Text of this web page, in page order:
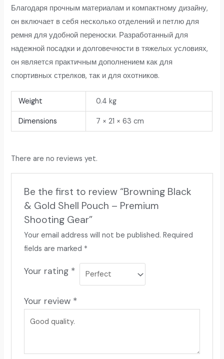
Благодаря прочным материалам и компактному дизайну,
он включает в себя несколько отделений и петлю для
ремня для удобной переноски. Разработанный для
надежной посадки и долговечности в тяжелых условиях,
он является практичным дополнением как для
спортивных стрелков, так и для охотников.
Weight 0.4 kg
Dimensions 7 × 21 × 63 cm
There are no reviews yet.
Be the first to review “Browning Black
& Gold Shell Pouch – Premium
Shooting Gear”
Your email address will not be published. Required
fields are marked *
Your rating *
Your review *